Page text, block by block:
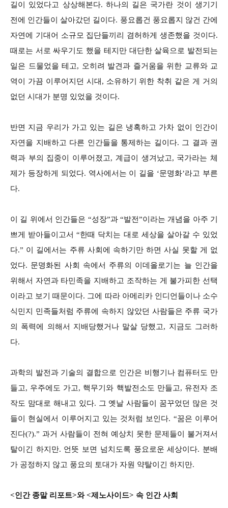
길이 있었다고 상상해본다. 하나의 길은 국가란 것이 생기기
전에 인간들이 살아갔던 길이다. 풍요롭건 풍요롭지 않건 간에
자연에 기대어 소규모 집단들끼리 겸허하게 생존했을 것이다.
때로는 서로 싸우기도 했을 테지만 대단한 살육으로 발전되는
일은 드물었을 테고, 오히려 발견과 즐거움을 위한 교류와 교
역이 가끔 이루어지던 시대, 소유하기 위한 착취 같은 게 거의
없던 시대가 분명 있었을 것이다.
반면 지금 우리가 가고 있는 길은 냉혹하고 가차 없이 인간이
자연을 지배하고 다른 인간들을 통제하는 길이다. 그 결과 권
력과 부의 집중이 이루어졌고, 계급이 생겨났고, 국가라는 체
제가 등장하게 되었다. 역사에서는 이 길을 ‘문명화’라고 부른
다.
이 길 위에서 인간들은 “성장”과 “발전”이라는 개념을 아주 기
쁘게 받아들이고서 “한때 닥치는 대로 세상을 살아갈 수 있었
다.” 이 길에서는 주류 사회에 속하기만 하면 사실 못할 게 없
었다. 문명화된 사회 속에서 주류의 이데올로기는 늘 인간을
위해서 자연과 타민족을 지배하고 조작하는 게 불가피한 선택
이라고 보기 때문이다. 그에 따라 아메리카 인디언들이나 소수
식민지 민족들처럼 주류에 속하지 않았던 사람들은 주류 국가
의 폭력에 의해서 지배당했거나 말살 당했고, 지금도 그러하
다.
과학의 발전과 기술의 결합으로 인간은 비행기나 컴퓨터도 만
들고, 우주에도 가고, 핵무기와 핵발전소도 만들고, 유전자 조
작도 맘대로 해내고 있다. 그 옛날 사람들이 꿈꾸었던 많은 것
들이 현실에서 이루어지고 있는 것처럼 보인다. “꿈은 이루어
진다(?).” 과거 사람들이 전혀 예상치 못한 문제들이 불거져서
탈이긴 하지만. 언뜻 보면 넘치도록 풍요로운 세상이다. 분배
가 공정하지 않고 풍요의 토대가 자원 약탈이긴 하지만.
<인간 종말 리포트>와 <제노사이드> 속 인간 사회